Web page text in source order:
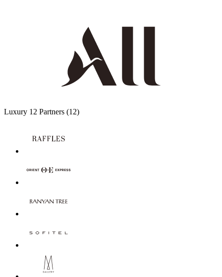
Luxury 12 Partners (12)